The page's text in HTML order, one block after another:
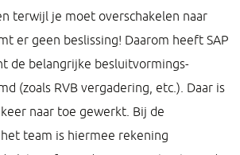
terwijl je moet overschakelen naar
er geen beslissing! Daarom heeft SAP
de belangrijke besluitvormings-
(zoals RVB vergadering, etc.). Daar is
naar toe gewerkt. Bij de
team is hiermee rekening